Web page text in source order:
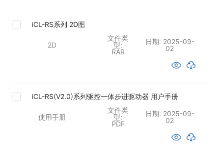
iCL-RS系列 2D图
2D
文件类
型:
RAR
日期: 2025-09-
02
iCL-RS(V2.0)系列驱控一体步进驱动器 用户手册
使用手册
文件类
型:
PDF
日期: 2025-09-
02